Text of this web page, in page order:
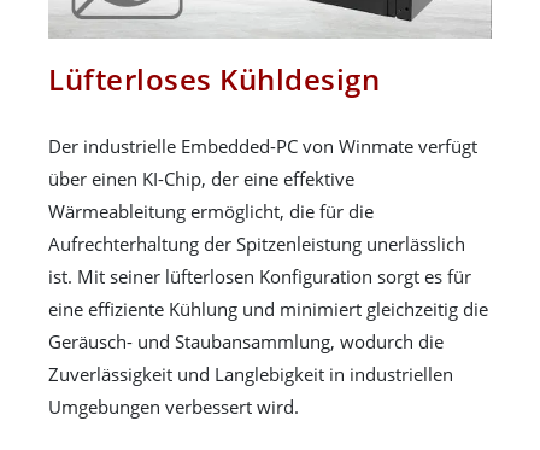
Lüfterloses Kühldesign
Der industrielle Embedded-PC von Winmate verfügt
über einen KI-Chip, der eine effektive
Wärmeableitung ermöglicht, die für die
Aufrechterhaltung der Spitzenleistung unerlässlich
ist. Mit seiner lüfterlosen Konfiguration sorgt es für
eine effiziente Kühlung und minimiert gleichzeitig die
Geräusch- und Staubansammlung, wodurch die
Zuverlässigkeit und Langlebigkeit in industriellen
Umgebungen verbessert wird.